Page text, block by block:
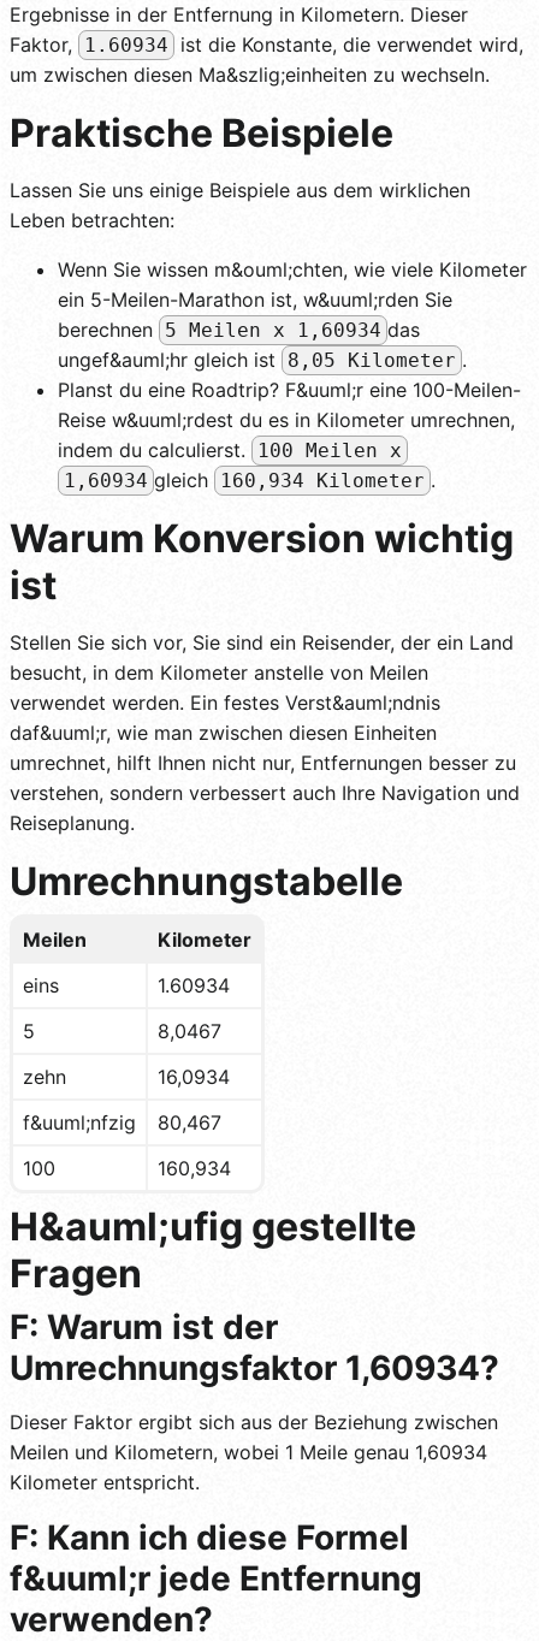
Ergebnisse in der Entfernung in Kilometern. Dieser
Faktor,
1.60934
ist die Konstante, die verwendet wird,
um zwischen diesen Ma&szlig;einheiten zu wechseln.
Praktische Beispiele
Lassen Sie uns einige Beispiele aus dem wirklichen
Leben betrachten:
Wenn Sie wissen m&ouml;chten, wie viele Kilometer
ein 5-Meilen-Marathon ist, w&uuml;rden Sie
berechnen 5 Meilen x 1,60934 das
ungef&auml;hr gleich ist
8,05 Kilometer .
Planst du eine Roadtrip? F&uuml;r eine 100-Meilen-
Reise w&uuml;rdest du es in Kilometer umrechnen,
indem du calculierst.
100 Meilen x
1,60934 gleich 160,934 Kilometer .
Warum Konversion wichtig
ist
Stellen Sie sich vor, Sie sind ein Reisender, der ein Land
besucht, in dem Kilometer anstelle von Meilen
verwendet werden. Ein festes Verst&auml;ndnis
daf&uuml;r, wie man zwischen diesen Einheiten
umrechnet, hilft Ihnen nicht nur, Entfernungen besser zu
verstehen, sondern verbessert auch Ihre Navigation und
Reiseplanung.
Umrechnungstabelle
Meilen
Kilometer
eins
1.60934
5
8,0467
zehn
16,0934
f&uuml;nfzig
80,467
100
160,934
H&auml;ufig gestellte
Fragen
F: Warum ist der
Umrechnungsfaktor 1,60934?
Dieser Faktor ergibt sich aus der Beziehung zwischen
Meilen und Kilometern, wobei 1 Meile genau 1,60934
Kilometer entspricht.
F: Kann ich diese Formel
f&uuml;r jede Entfernung
verwenden?